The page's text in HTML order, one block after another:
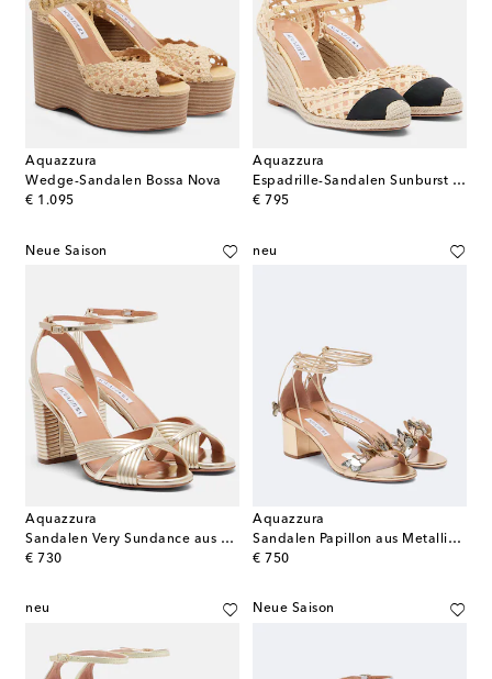
Aquazzura
Wedge-Sandalen Bossa Nova
€ 1.095
original price
Aquazzura
Espadrille-Sandalen Sunburst aus Raffiabast
€ 795
original price
Neue Saison
Aquazzura
Sandalen Very Sundance aus Metallic-Leder
€ 730
original price
neu
Aquazzura
Sandalen Papillon aus Metallic-Leder
€ 750
original price
neu Neue Saison